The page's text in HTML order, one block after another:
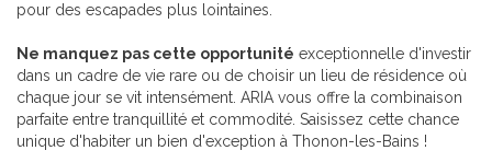
pour des escapades plus lointaines.
Ne manquez pas cette opportunité exceptionnelle d'investir
dans un cadre de vie rare ou de choisir un lieu de résidence où
chaque jour se vit intensément. ARIA vous offre la combinaison
parfaite entre tranquillité et commodité. Saisissez cette chance
unique d'habiter un bien d'exception à Thonon-les-Bains !